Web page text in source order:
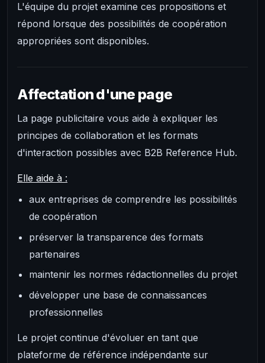
L'équipe du projet examine ces propositions et
répond lorsque des possibilités de coopération
appropriées sont disponibles.
Affectation d'une page
La page publicitaire vous aide à expliquer les
principes de collaboration et les formats
d'interaction possibles avec B2B Reference Hub.
Elle aide à :
aux entreprises de comprendre les possibilités
de coopération
préserver la transparence des formats
partenaires
maintenir les normes rédactionnelles du projet
développer une base de connaissances
professionnelles
Le projet continue d'évoluer en tant que
plateforme de référence indépendante sur